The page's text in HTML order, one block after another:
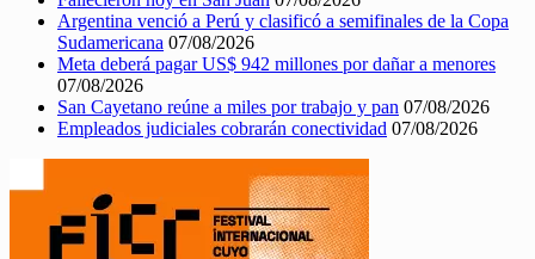
Argentina venció a Perú y clasificó a semifinales de la Copa
Sudamericana 07/08/2026
Meta deberá pagar US$ 942 millones por dañar a menores
07/08/2026
San Cayetano reúne a miles por trabajo y pan 07/08/2026
Empleados judiciales cobrarán conectividad 07/08/2026